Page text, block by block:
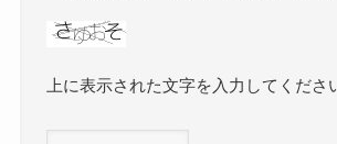
上に表示された文字を入力してくださ